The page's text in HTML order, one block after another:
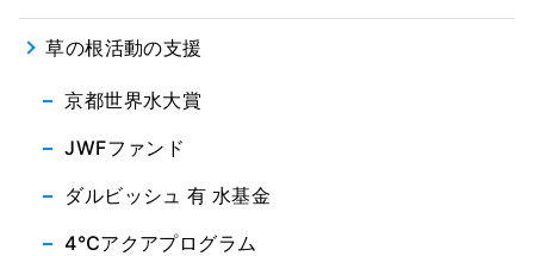
草の根活動の支援
京都世界水大賞
JWFファンド
ダルビッシュ 有 水基金
4℃アクアプログラム